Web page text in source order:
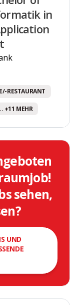
in
RESTAURANT
+11 MEHR
sehen,
UND